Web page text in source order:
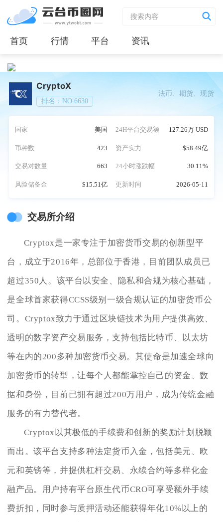
首页 行情 平台 资讯
CryptoX
排名：NO.6630
法币、期货、现货
国家 美国 24H平台交易额 127.26万 USD
币种数 423 资产实力 $58.49亿
交易对数量 663 24小时涨跌幅 30.11%
风险储备金 $15.51亿 更新时间 2026-05-11
交易所介绍
Cryptox是一家专注于加密货币交易的创新型平
台，成立于2016年，总部位于香港，目前团队成员已
超过350人。该平台以安全、隐私和合规为核心基础，
是全球首家获得CCSS级别一级合规认证的加密货币公
司。Cryptox致力于通过区块链技术为用户提供高效、
透明的数字资产交易服务，支持包括比特币、以太坊
等在内的200多种加密货币交易。其使命是加速全球向
加密货币的转型，让每个人都能掌控自己的资金、数
据和身份，目前已拥有超过200万用户，成为传统金融
服务的有力替代者。
Cryptox以其极低的手续费和创新的奖励计划脱颖
而出。该平台支持多种法定货币入金，包括美元、欧
元和英镑等，并提供杠杆交易、永续合约等多样化金
融产品。用户持有平台原生代币CRO可享受额外手续
费折扣，同时参与质押活动还能获得年化10%以上的